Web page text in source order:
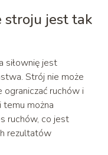
stroju jest tak
siłownię jest
Strój nie może
ograniczać ruchów i
można
ruchów, co jest
rezultatów